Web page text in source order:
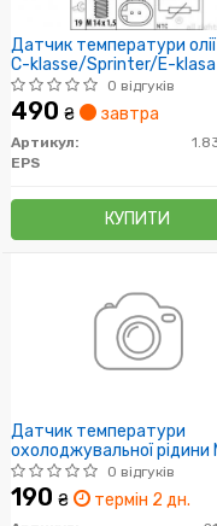
Датчик температури олії
C-klasse/Sprinter/E-klasa
0 відгуків
490 ₴ завтра
Артикул:
EPS
КУПИТИ
Датчик температури
охолоджувальної рідини
Sprinter 901 - 904 / Vito
(OM 601 - 602) (2
(чорний)
0 відгуків
190 ₴ термін 2 дн.